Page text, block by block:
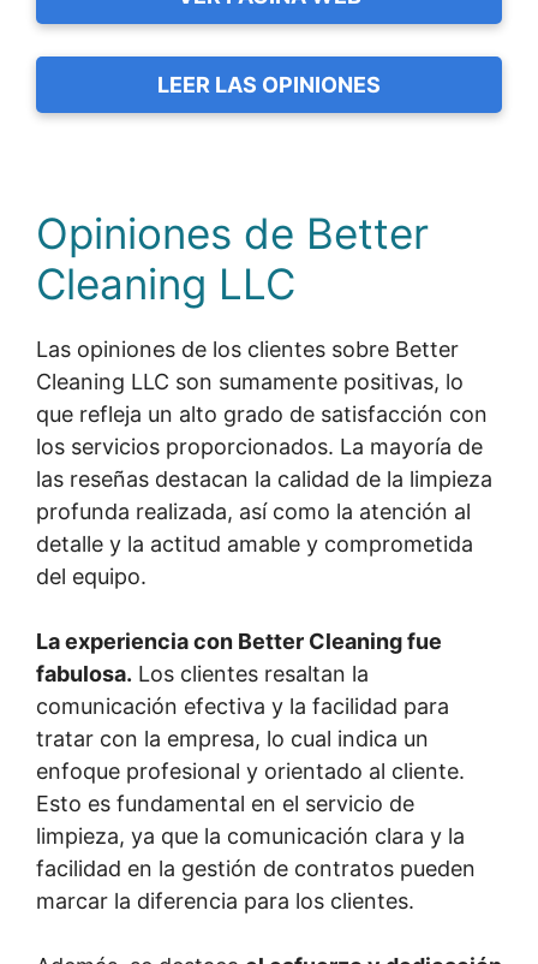
LEER LAS OPINIONES
Opiniones de Better
Cleaning LLC
Las opiniones de los clientes sobre Better
Cleaning LLC son sumamente positivas, lo
que refleja un alto grado de satisfacción con
los servicios proporcionados. La mayoría de
las reseñas destacan la calidad de la limpieza
profunda realizada, así como la atención al
detalle y la actitud amable y comprometida
del equipo.
La experiencia con Better Cleaning fue
fabulosa. Los clientes resaltan la
comunicación efectiva y la facilidad para
tratar con la empresa, lo cual indica un
enfoque profesional y orientado al cliente.
Esto es fundamental en el servicio de
limpieza, ya que la comunicación clara y la
facilidad en la gestión de contratos pueden
marcar la diferencia para los clientes.